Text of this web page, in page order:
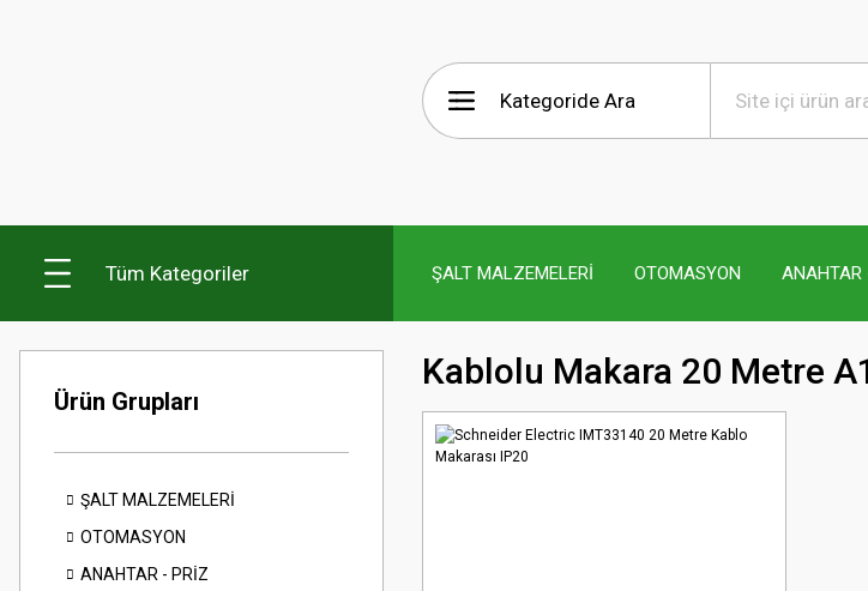
Tüm Kategoriler ŞALT MALZEMELERİ OTOMASYON ANAHTAR
Ürün Grupları
ŞALT MALZEMELERİ
OTOMASYON
ANAHTAR - PRİZ
Kablolu Makara 20 Metre